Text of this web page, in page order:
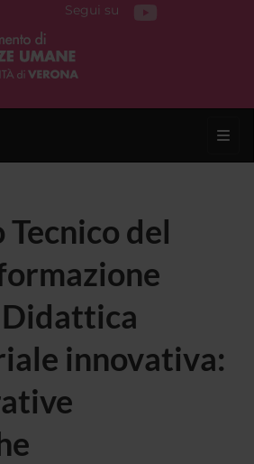
Segui su
del
innovativa: